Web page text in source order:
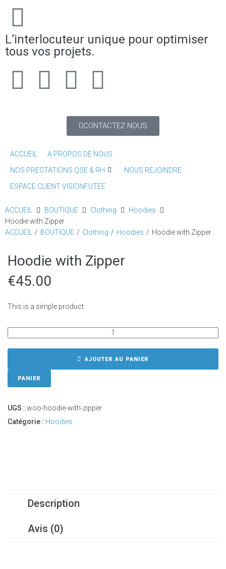
L’interlocuteur unique pour optimiser
tous vos projets.
CONTACTEZ NOUS
ACCUEIL
A PROPOS DE NOUS
NOS PRESTATIONS QSE & RH
NOUS REJOINDRE
ESPACE CLIENT VISIONFUTEE
ACCUEIL BOUTIQUE Clothing
Hoodies
Hoodie with Zipper
ACCUEIL
/ BOUTIQUE / Clothing / Hoodies / Hoodie with Zipper
Hoodie with Zipper
€45.00
This is a simple product.
AJOUTER AU PANIER
PANIER
UGS : woo-hoodie-with-zipper
Catégorie : Hoodies
Description
Avis (0)